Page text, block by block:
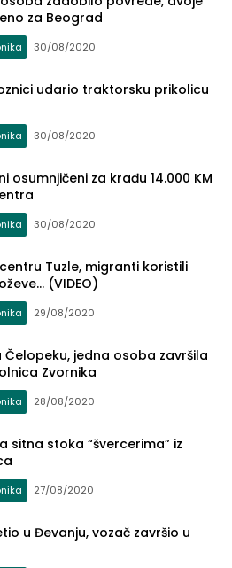
za Beograd
30/08/2020
udario traktorsku prikolicu
30/08/2020
osumnjičeni za krađu 14.000 KM
30/08/2020
Tuzle, migranti koristili
(VIDEO)
29/08/2020
Čelopeku, jedna osoba završila
Zvornika
28/08/2020
sitna stoka “švercerima” iz
27/08/2020
u Đevanju, vozač završio u